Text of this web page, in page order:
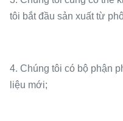
tôi bắt đầu sản xuất từ
4. Chúng tôi có bộ phận
liệu mới;